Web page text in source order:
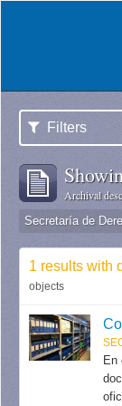
Filters
Archival
1 results with
objects
En